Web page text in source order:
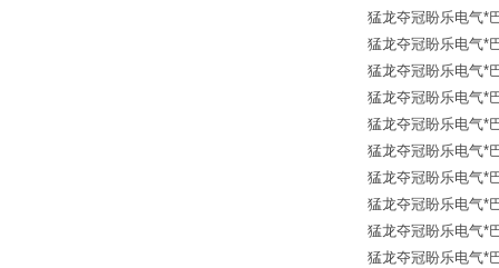
猛龙夺冠盼乐电气*
猛龙夺冠盼乐电气*
猛龙夺冠盼乐电气*
猛龙夺冠盼乐电气*
猛龙夺冠盼乐电气*
猛龙夺冠盼乐电气*
猛龙夺冠盼乐电气*
猛龙夺冠盼乐电气*
猛龙夺冠盼乐电气*
猛龙夺冠盼乐电气*